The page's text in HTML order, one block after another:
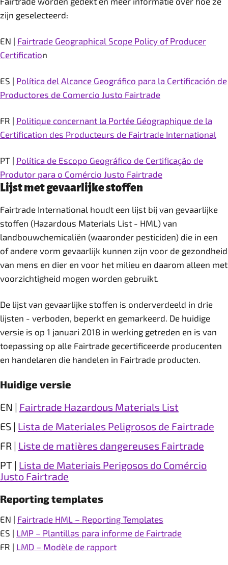
zijn geselecteerd:
EN | Fairtrade Geographical Scope Policy of Producer
Certification
ES | Política del Alcance Geográfico para la Certificación de
Productores de Comercio Justo Fairtrade
FR | Politique concernant la Portée Géographique de la
Certification des Producteurs de Fairtrade International
PT | Política de Escopo Geográfico de Certificação de
Produtor para o Comércio Justo Fairtrade
Lijst met gevaarlijke stoffen
Fairtrade International houdt een lijst bij van gevaarlijke
stoffen (Hazardous Materials List - HML) van
landbouwchemicaliën (waaronder pesticiden) die in een
of andere vorm gevaarlijk kunnen zijn voor de gezondheid
van mens en dier en voor het milieu en daarom alleen met
voorzichtigheid mogen worden gebruikt.
De lijst van gevaarlijke stoffen is onderverdeeld in drie
lijsten - verboden, beperkt en gemarkeerd. De huidige
versie is op 1 januari 2018 in werking getreden en is van
toepassing op alle Fairtrade gecertificeerde producenten
en handelaren die handelen in Fairtrade producten.
Huidige versie
EN | Fairtrade Hazardous Materials List
ES | Lista de Materiales Peligrosos de Fairtrade
FR | Liste de matières dangereuses Fairtrade
PT | Lista de Materiais Perigosos do Comércio
Justo Fairtrade
Reporting templates
EN | Fairtrade HML – Reporting Templates
ES | LMP – Plantillas para informe de Fairtrade
FR | LMD – Modèle de rapport